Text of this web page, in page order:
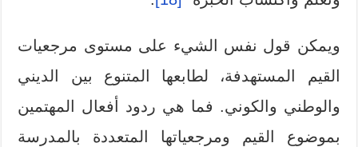
ويمكن قول نفس الشيء على مستوى مرجعيات
القيم المستهدفة، لطابعها المتنوع بين الديني
والوطني والكوني. فما هي ردود أفعال المهتمين
بموضوع القيم ومرجعياتها المتعددة بالمدرسة